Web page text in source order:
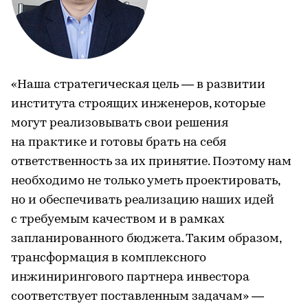
«Наша стратегическая цель — в развитии
института строящих инженеров, которые
могут реализовывать свои решения
на практике и готовы брать на себя
ответственность за их принятие. Поэтому нам
необходимо не только уметь проектировать,
но и обеспечивать реализацию наших идей
с требуемым качеством и в рамках
запланированного бюджета. Таким образом,
трансформация в комплексного
инжинирингового партнера инвестора
соответствует поставленным задачам» —